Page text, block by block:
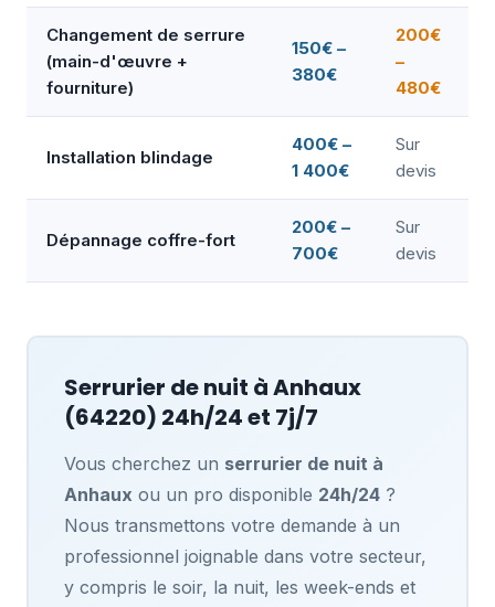
Changement de serrure
(main-d'œuvre +
fourniture)
150€ –
380€
200€
–
480€
Installation blindage
400€ –
1 400€
Sur
devis
Dépannage coffre-fort
200€ –
700€
Sur
devis
Serrurier de nuit àAnhaux
(64220) 24h/24 et 7j/7
Vous cherchez un serrurier de nuit à
Anhaux ou un pro disponible 24h/24?
Nous transmettons votre demande à un
professionnel joignable dans votre secteur,
y compris le soir, la nuit, les week-ends et